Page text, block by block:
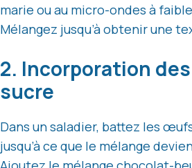
marie ou au micro-ondes à
Mélangez jusqu’à obtenir une
2. Incorporation
sucre
Dans un saladier, battez les
jusqu’à ce que le mélange